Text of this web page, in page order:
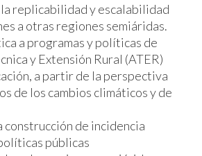
la replicabilidad y escalabilidad
a otras regiones semiáridas.
a programas y políticas de
y Extensión Rural (ATER)
a partir de la perspectiva
de los cambios climáticos y de
construcción de incidencia
públicas